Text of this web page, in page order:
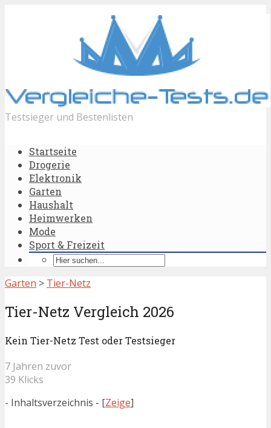
Testsieger und Bestenlisten
Startseite
Drogerie
Elektronik
Garten
Haushalt
Heimwerken
Mode
Sport & Freizeit
Garten > Tier-Netz
Tier-Netz Vergleich 2026
Kein Tier-Netz Test oder Testsieger
7 Jahren zuvor
39 Klicks
- Inhaltsverzeichnis - [Zeige]